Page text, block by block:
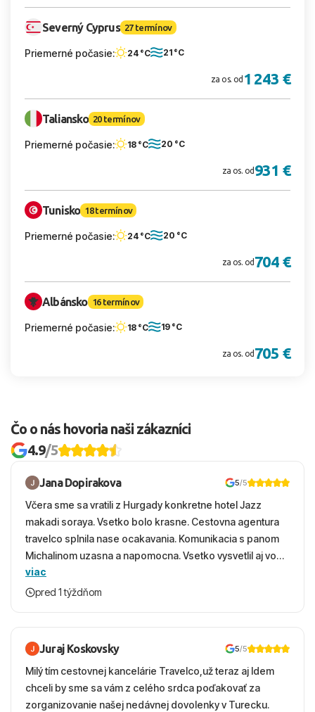
Severný Cyprus 27 termínov
Priemerné počasie: 24 °C 21 °C
za os. od 1 243 €
Taliansko 20 termínov
Priemerné počasie: 18 °C 20 °C
za os. od 931 €
Tunisko 18 termínov
Priemerné počasie: 24 °C 20 °C
za os. od 704 €
Albánsko 16 termínov
Priemerné počasie: 18 °C 19 °C
za os. od 705 €
Čo o nás hovoria naši zákazníci
4.9/5
Jana Dopirakova 5/5
Včera sme sa vratili z Hurgady konkretne hotel Jazz
makadi soraya. Vsetko bolo krasne. Cestovna agentura
travelco splnila nase ocakavania. Komunikacia s panom
Michalinom uzasna a napomocna. Vsetko vysvetlil aj vo
vecernych hodinach zaco sa ospravedlnujem. Hotel
krasny, cisty. Sluzby top. Strava, prostredie, more,
viac
pred 1 týždňom
Juraj Koskovsky 5/5
Milý tím cestovnej kancelárie Travelco,už teraz aj Idem
chceli by sme sa vám z celého srdca poďakovať za
zorganizovanie našej nedávnej dovolenky v Turecku.